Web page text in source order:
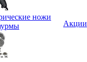
ножи
Акции